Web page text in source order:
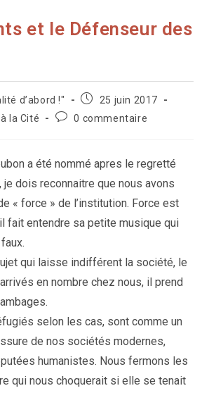
et le Défenseur des
d’abord !"
Publication
25 juin 2017
la Cité
Commentaires
0 commentaire
a été nommé apres le regretté
je dois reconnaitre que nous avons
« force » de l’institution. Force est
fait entendre sa petite musique qui
qui laisse indifférent la société, le
en nombre chez nous, il prend
selon les cas, sont comme un
de nos sociétés modernes,
humanistes. Nous fermons les
qui nous choquerait si elle se tenait